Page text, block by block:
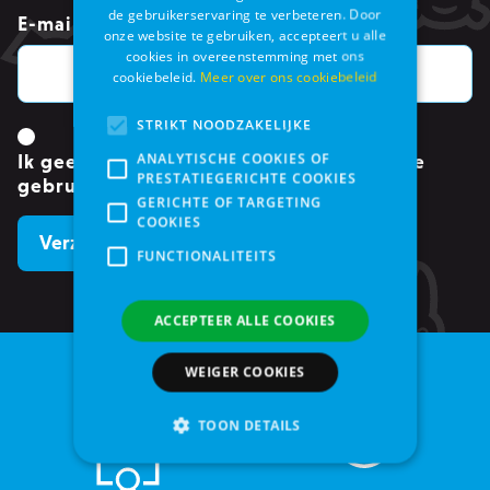
E-mailadres*
Ik geef toestemming om mijn gegevens te
gebruiken.
de gebruikerservaring te verbeteren. Door
onze website te gebruiken, accepteert u alle
cookies in overeenstemming met ons
cookiebeleid. Meer over ons cookiebeleid
STRIKT NOODZAKELIJKE
ANALYTISCHE COOKIES OF
PRESTATIEGERICHTE COOKIES
GERICHTE OF TARGETING
COOKIES
FUNCTIONALITEITS
ACCEPTEER ALLE COOKIES
WEIGER COOKIES
TOON DETAILS